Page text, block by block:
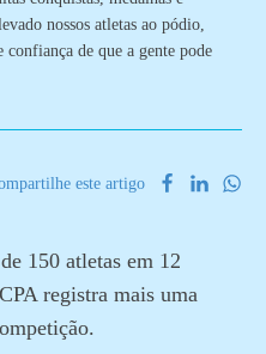
nossos atletas ao pódio,
de que a gente pode
este artigo
150 atletas em 12
registra mais uma